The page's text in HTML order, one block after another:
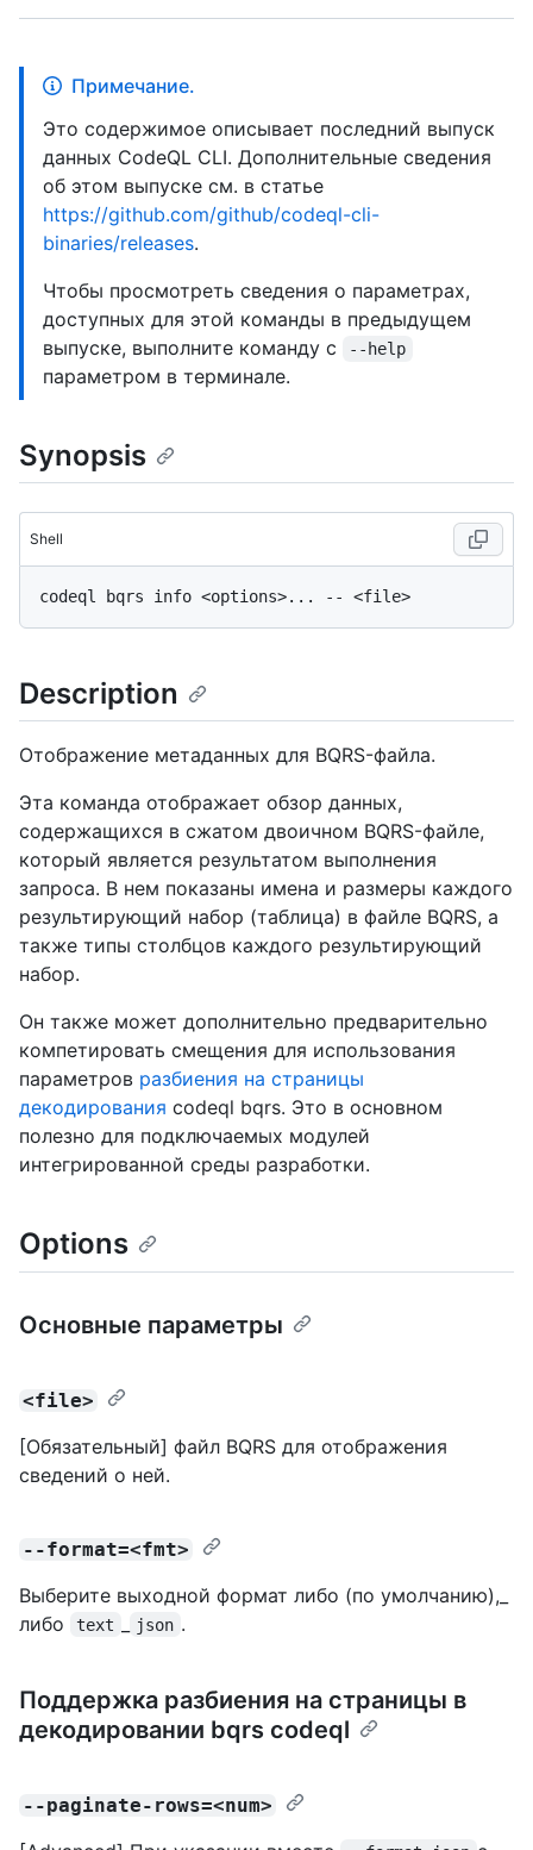
Примечание.
Это содержимое описывает последний выпуск
данных CodeQL CLI. Дополнительные сведения
об этом выпуске см. в статье
https://github.com/github/codeql-cli-
binaries/releases.
Чтобы просмотреть сведения о параметрах,
доступных для этой команды в предыдущем
выпуске, выполните команду с
--help
параметром в терминале.
Synopsis
Shell
Description
Отображение метаданных для BQRS-файла.
Эта команда отображает обзор данных,
содержащихся в сжатом двоичном BQRS-файле,
который является результатом выполнения
запроса. В нем показаны имена и размеры каждого
результирующий набор (таблица) в файле BQRS, а
также типы столбцов каждого результирующий
набор.
Он также может дополнительно предварительно
компетировать смещения для использования
параметров разбиения на страницы
декодирования codeql bqrs. Это в основном
полезно для подключаемых модулей
интегрированной среды разработки.
Options
Основные параметры
<file>
[Обязательный] файл BQRS для отображения
сведений о ней.
--format=<fmt>
Выберите выходной формат либо (по умолчанию),_
либо
text json .
Поддержка разбиения на страницы в
декодировании bqrs codeql
--paginate-rows=<num>